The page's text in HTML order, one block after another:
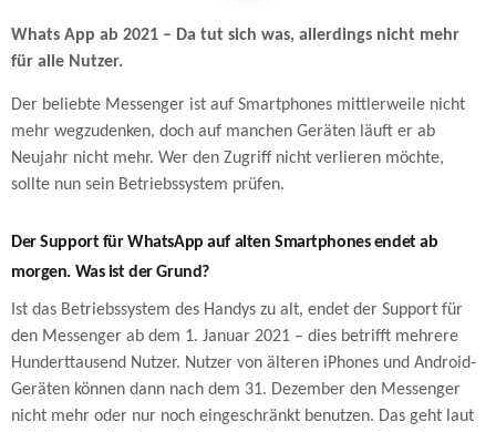
Whats App ab 2021 – Da tut sich was, allerdings nicht mehr
für alle Nutzer.
Der beliebte Messenger ist auf Smartphones mittlerweile nicht
mehr wegzudenken, doch auf manchen Geräten läuft er ab
Neujahr nicht mehr. Wer den Zugriff nicht verlieren möchte,
sollte nun sein Betriebssystem prüfen.
Der Support für WhatsApp auf alten Smartphones endet ab
morgen. Was ist der Grund?
Ist das Betriebssystem des Handys zu alt, endet der Support für
den Messenger ab dem 1. Januar 2021 – dies betrifft mehrere
Hunderttausend Nutzer. Nutzer von älteren iPhones und Android-
Geräten können dann nach dem 31. Dezember den Messenger
nicht mehr oder nur noch eingeschränkt benutzen. Das geht laut